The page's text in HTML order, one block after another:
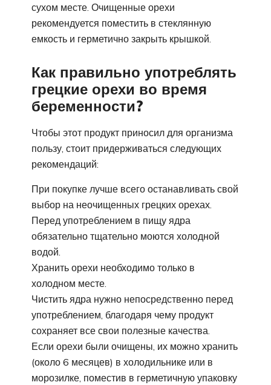
сухом месте. Очищенные орехи
рекомендуется поместить в стеклянную
емкость и герметично закрыть крышкой.
Как правильно употреблять
грецкие орехи во время
беременности?
Чтобы этот продукт приносил для организма
пользу, стоит придерживаться следующих
рекомендаций:
При покупке лучше всего останавливать свой
выбор на неочищенных грецких орехах.
Перед употреблением в пищу ядра
обязательно тщательно моются холодной
водой.
Хранить орехи необходимо только в
холодном месте.
Чистить ядра нужно непосредственно перед
употреблением, благодаря чему продукт
сохраняет все свои полезные качества.
Если орехи были очищены, их можно хранить
(около 6 месяцев) в холодильнике или в
морозилке, поместив в герметичную упаковку